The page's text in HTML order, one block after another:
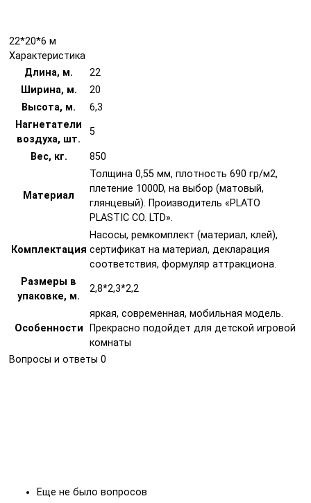
22*20*6 м
Характеристика
Длина, м.
22
Ширина, м.
20
Высота, м.
6,3
Нагнетатели
воздуха, шт.
5
Вес, кг. 850
Материал
Толщина 0,55 мм, плотность 690 гр/м2,
плетение 1000D, на выбор (матовый,
глянцевый). Производитель «PLATO
PLASTIC CO. LTD».
Комплектация
Насосы, ремкомплект (материал, клей),
сертификат на материал, декларация
соответствия, формуляр аттракциона.
Размеры в
упаковке, м.
2,8*2,3*2,2
Особенности
яркая, современная, мобильная модель.
Прекрасно подойдет для детской игровой
комнаты
Вопросы и ответы 0
Еще не было вопросов